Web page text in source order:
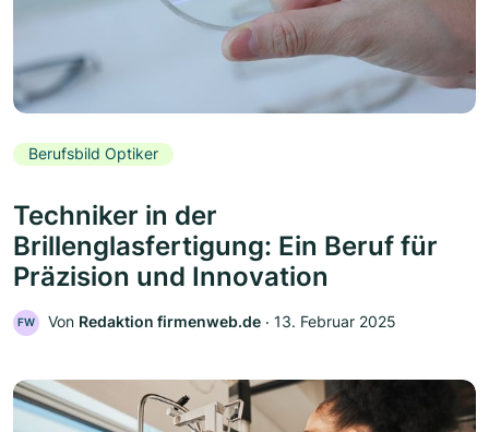
Berufsbild Optiker
Techniker in der
Brillenglasfertigung: Ein Beruf für
Präzision und Innovation
FW Von Redaktion firmenweb.de ‧ 13. Februar 2025